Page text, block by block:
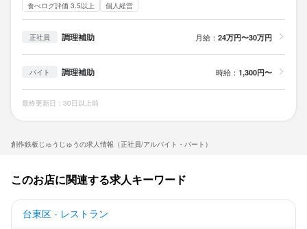
創作鉄板じゅうじゅうの求人情報（正社員/アルバイト・パート）
食べログ評価 3.5以上 個人経営
正社員 調理補助 月給： 24万円〜30万円
バイト 調理補助 時給： 1,300円〜
最終更新日：30日以上前
このお店に関連する求人キーワード
台東区 - レストラン